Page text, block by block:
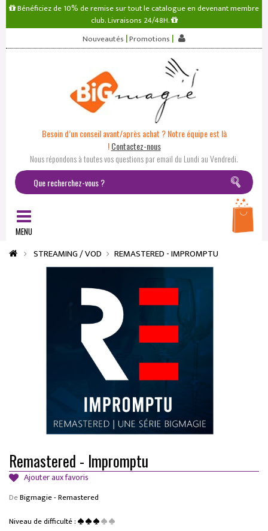
Bénéficiez de 10% de remise sur tout le catalogue en devenant membre
club. Livraisons 24/48H.
Nouveautés |Promotions |
Besoin d’un conseil avant/après achat ? Notre équipe est là
! Contactez-nous
Nous répondons à toutes vos questions par email du Lundi au Vendredi.
MENU
STREAMING / VOD REMASTERED - IMPROMPTU
Remastered - Impromptu
Ajouter aux favoris
DeBigmagie - Remastered
Niveau de difficulté :